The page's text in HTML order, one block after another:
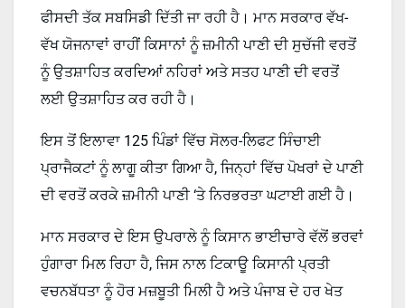
ਫੀਸਦੀ ਤੱਕ ਸਬਸਿਡੀ ਦਿੱਤੀ ਜਾ ਰਹੀ ਹੈ। ਮਾਨ ਸਰਕਾਰ ਵੱਖ-
ਵੱਖ ਯੋਜਨਾਵਾਂ ਰਾਹੀਂ ਕਿਸਾਨਾਂ ਨੂੰ ਜ਼ਮੀਨੀ ਪਾਣੀ ਦੀ ਸੁਚੱਜੀ ਵਰਤੋਂ
ਨੂੰ ਉਤਸ਼ਾਹਿਤ ਕਰਦਿਆਂ ਨਹਿਰਾਂ ਅਤੇ ਸਤਹ ਪਾਣੀ ਦੀ ਵਰਤੋਂ
ਲਈ ਉਤਸ਼ਾਹਿਤ ਕਰ ਰਹੀ ਹੈ।
ਇਸ ਤੋਂ ਇਲਾਵਾ 125 ਪਿੰਡਾਂ ਵਿੱਚ ਸੋਲਰ-ਲਿਫਟ ਸਿੰਚਾਈ
ਪ੍ਰਾਜੈਕਟਾਂ ਨੂੰ ਲਾਗੂ ਕੀਤਾ ਗਿਆ ਹੈ, ਜਿਨ੍ਹਾਂ ਵਿੱਚ ਪੋਖਰਾਂ ਦੇ ਪਾਣੀ
ਦੀ ਵਰਤੋਂ ਕਰਕੇ ਜ਼ਮੀਨੀ ਪਾਣੀ ‘ਤੇ ਨਿਰਭਰਤਾ ਘਟਾਈ ਗਈ ਹੈ।
ਮਾਨ ਸਰਕਾਰ ਦੇ ਇਸ ਉਪਰਾਲੇ ਨੂੰ ਕਿਸਾਨ ਭਾਈਚਾਰੇ ਵੱਲੋਂ ਭਰਵਾਂ
ਹੁੰਗਾਰਾ ਮਿਲ ਰਿਹਾ ਹੈ, ਜਿਸ ਨਾਲ ਟਿਕਾਊ ਕਿਸਾਨੀ ਪ੍ਰਤੀ
ਵਚਨਬੱਧਤਾ ਨੂੰ ਹੋਰ ਮਜ਼ਬੂਤੀ ਮਿਲੀ ਹੈ ਅਤੇ ਪੰਜਾਬ ਦੇ ਹਰ ਖੇਤ